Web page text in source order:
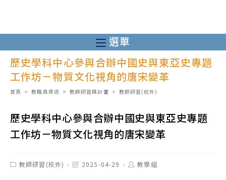
至
主
要
選單
歷史學科中心參與合辦中國史與東亞史專題
工作坊－物質文化視角的唐宋變革
首頁 > 教職員資訊 > 教師研習與計畫 > 教師研習(校外)
歷史學科中心參與合辦中國史與東亞史專題
工作坊－物質文化視角的唐宋變革
Post教師研習(校外)
Post2025-04-29
Post教學組